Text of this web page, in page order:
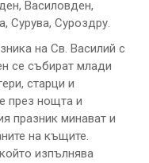
Василовден,
Сурува, Суроздру.
на Св. Василий с
се събират млади
старци и
през нощта и
празник минават и
на къщите.
изпълнява